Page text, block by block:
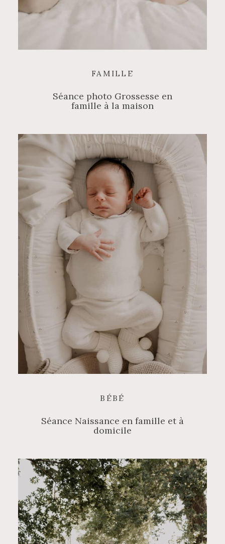
FAMILLE
Séance photo Grossesse en
famille à la maison
BÉBÉ
Séance Naissance en famille et à
domicile